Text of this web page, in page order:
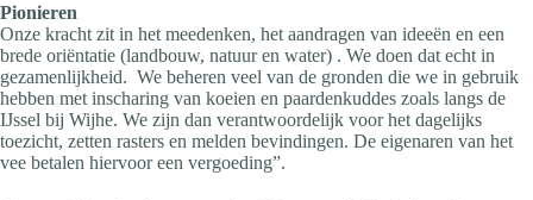
Pionieren
Onze kracht zit in het meedenken, het aandragen van ideeën en een
brede oriëntatie (landbouw, natuur en water) . We doen dat echt in
gezamenlijkheid. We beheren veel van de gronden die we in gebruik
hebben met inscharing van koeien en paardenkuddes zoals langs de
IJssel bij Wijhe. We zijn dan verantwoordelijk voor het dagelijks
toezicht, zetten rasters en melden bevindingen. De eigenaren van het
vee betalen hiervoor een vergoeding”.